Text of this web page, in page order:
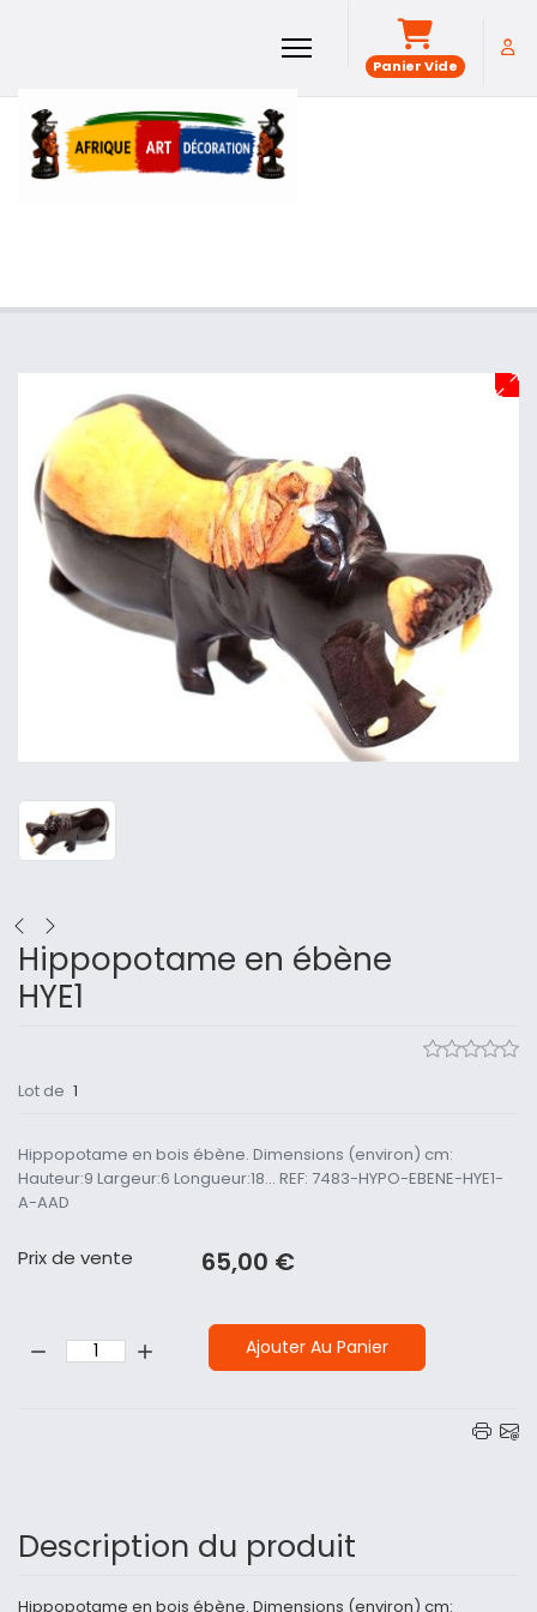
Panier Vide
Hippopotame en ébène
HYE1
Lot de 1
Hippopotame en bois ébène. Dimensions (environ) cm:
Hauteur:9 Largeur:6 Longueur:18... REF: 7483-HYPO-EBENE-HYE1-
A-AAD
Prix ​​de vente 65,00 €
Ajouter Au Panier
Description du produit
Hippopotame en bois ébène. Dimensions (environ) cm: